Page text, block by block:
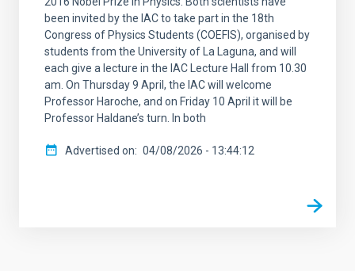
been invited by the IAC to take part in the 18th
Congress of Physics Students (COEFIS), organised by
students from the University of La Laguna, and will
each give a lecture in the IAC Lecture Hall from 10.30
am. On Thursday 9 April, the IAC will welcome
Professor Haroche, and on Friday 10 April it will be
Professor Haldane’s turn. In both
Advertised on 04/08/2026 - 13:44:12